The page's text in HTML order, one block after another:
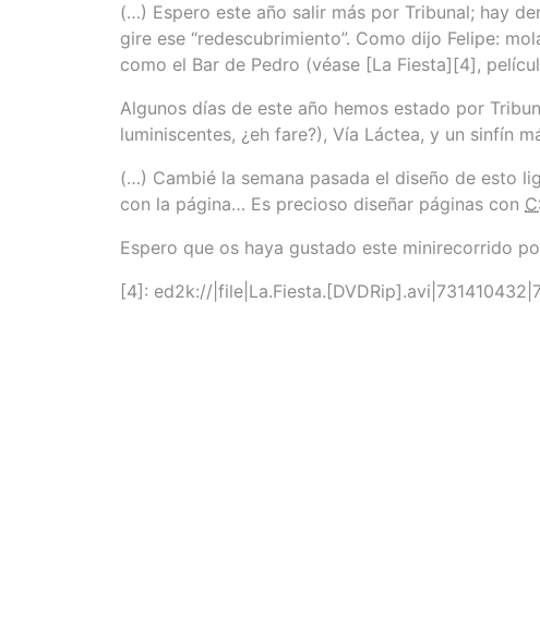
(…) Espero este año salir más por Tribunal; hay
gire ese “redescubrimiento”. Como dijo Felipe:
como el Bar de Pedro (véase [La Fiesta][4],
Algunos días de este año hemos estado por
luminiscentes, ¿eh fare?), Vía Láctea, y un sinfín
(…) Cambié la semana pasada el diseño de esto
con la página… Es precioso diseñar páginas con
Espero que os haya gustado este minirecorrido
[4]: ed2k://